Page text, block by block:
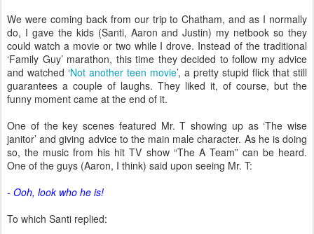
We were coming back from our trip to Chatham, and as I normally
do, I gave the kids (Santi, Aaron and Justin) my netbook so they
could watch a movie or two while I drove. Instead of the traditional
‘Family Guy’ marathon, this time they decided to follow my advice
and watched ‘Not another teen movie’, a pretty stupid flick that still
guarantees a couple of laughs. They liked it, of course, but the
funny moment came at the end of it.
One of the key scenes featured Mr. T showing up as ‘The wise
janitor’ and giving advice to the main male character. As he is doing
so, the music from his hit TV show “The A Team” can be heard.
One of the guys (Aaron, I think) said upon seeing Mr. T:
- Ooh, look who he is!
To which Santi replied: